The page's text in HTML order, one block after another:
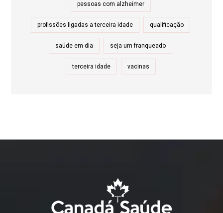
pessoas com alzheimer
profissões ligadas a terceira idade qualificação
saúde em dia seja um franqueado
terceira idade vacinas